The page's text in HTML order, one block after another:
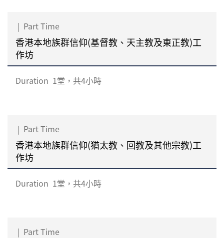
| Part Time
香港本地族群信仰(基督教、天主教及東正教)工
作坊
Duration 1堂，共4小時
| Part Time
香港本地族群信仰(猶太教、回教及其他宗教)工
作坊
Duration 1堂，共4小時
| Part Time